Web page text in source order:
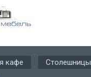
кафе
Столешницы